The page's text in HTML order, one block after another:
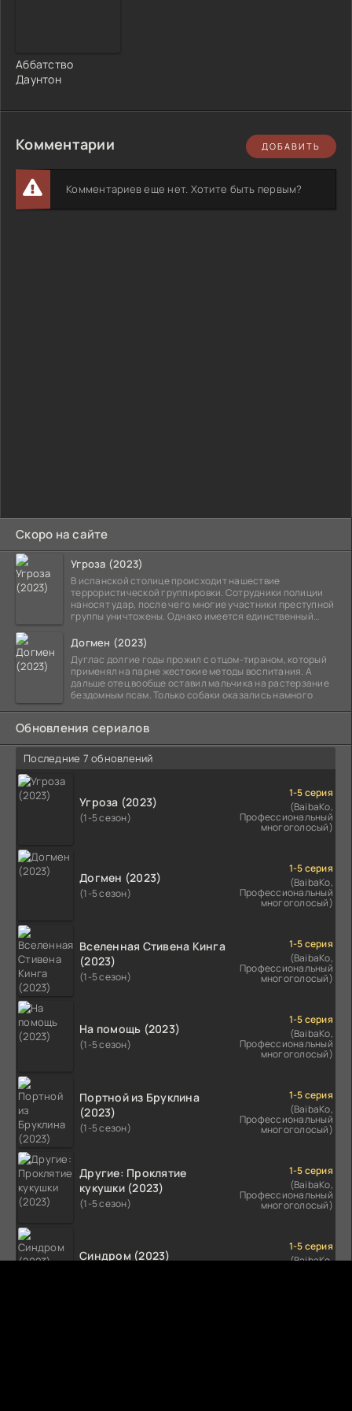
Скоро на сайте
Угроза (2023)
В испанской столице происходит нашествие
террористической группировки. Сотрудники полиции
наносят удар, после чего многие участники преступной
группы уничтожены. Однако имеется единственный
Догмен (2023)
Дуглас долгие годы прожил с отцом-тираном, который
применял на парне жестокие методы воспитания. А
дальше отец вообще оставил мальчика на растерзание
бездомным псам. Только собаки оказались намного
Обновления сериалов
Последние 7 обновлений
Угроза (2023)
(1-5 сезон)
1-5 серия
(BaibaKo,
Профессиональный
многоголосый)
Догмен (2023)
(1-5 сезон)
1-5 серия
(BaibaKo,
Профессиональный
многоголосый)
Вселенная Стивена Кинга
(2023)
(1-5 сезон)
1-5 серия
(BaibaKo,
Профессиональный
многоголосый)
На помощь (2023)
(1-5 сезон)
1-5 серия
(BaibaKo,
Профессиональный
многоголосый)
Портной из Бруклина
(2023)
(1-5 сезон)
1-5 серия
(BaibaKo,
Профессиональный
многоголосый)
Другие: Проклятие
кукушки (2023)
(1-5 сезон)
1-5 серия
(BaibaKo,
Профессиональный
многоголосый)
Синдром (2023)
1-5 серия
(BaibaKo,
Аббатство
Даунтон
Комментарии ДОБАВИТЬ
Комментариев еще нет. Хотите быть первым?